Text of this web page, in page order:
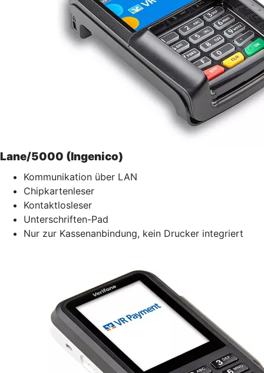
Lane/5000 (Ingenico)
Kommunikation über LAN
Chipkartenleser
Kontaktlosleser
Unterschriften-Pad
Nur zur Kassenanbindung, kein Drucker integriert